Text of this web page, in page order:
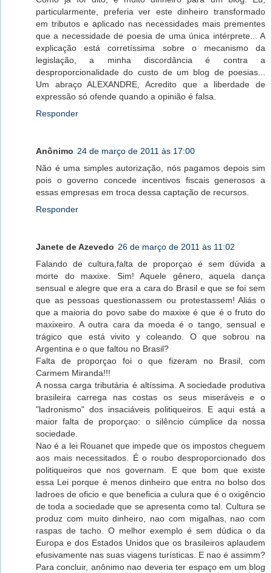
particularmente, preferia ver este dinheiro transformado
em tributos e aplicado nas necessidades mais prementes
que a necessidade de poesia de uma única intérprete... A
explicação está corretíssima sobre o mecanismo da
legislação, a minha discordância é contra a
desproporcionalidade do custo de um blog de poesias...
Um abraço ALEXANDRE, Acredito que a liberdade de
expressão só ofende quando a opinião é falsa.
Responder
Anônimo 24 de março de 2011 às 17:00
Não é uma simples autorização, nós pagamos depois sim
pois o governo concede incentivos fiscais generosos a
essas empresas em troca dessa captação de recursos.
Responder
Janete de Azevedo 26 de março de 2011 às 11:02
Falando de cultura,falta de proporçao é sem dúvida a
morte do maxixe. Sim! Aquele gênero, aquela dança
sensual e alegre que era a cara do Brasil e que se foi sem
que as pessoas questionassem ou protestassem! Aliás o
que a maioria do povo sabe do maxixe é que é o fruto do
maxixeiro. A outra cara da moeda é o tango, sensual e
trágico que está vivito y coleando. O que sobrou na
Argentina e o que faltou no Brasil?
Falta de proporçao foi o que fizeram no Brasil, com
Carmem Miranda!!!
A nossa carga tributária é altíssima. A sociedade produtiva
brasileira carrega nas costas os seus miseráveis e o
"ladronismo" dos insaciáveis politiqueiros. E aqui está a
maior falta de proporçao: o silêncio cúmplice da nossa
sociedade.
Nao é a lei Rouanet que impede que os impostos cheguem
aos mais necessitados. É o roubo desproporcionado dos
politiqueiros que nos governam. E que bom que existe
essa Lei porque é menos dinheiro que entra no bolso dos
ladroes de oficio e que beneficia a culura que é o oxigêncio
de toda a sociedade que se apresenta como tal. Cultura se
produz com muito dinheiro, nao com migalhas, nao com
raspas de tacho. O melhor exemplo é sem dúdica o da
Europa e dos Estados Unidos que os brasileiros aplaudem
efusivamente nas suas viagens turísticas. E nao é assimm?
Para concluir, anônimo nao deveria ter espaço em um blog